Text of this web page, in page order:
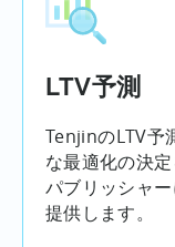
LTV予測
TenjinのLTV予
な最適化の決
パブリッシャ
提供します。